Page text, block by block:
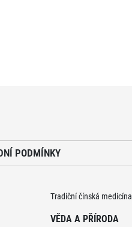
PODMÍNKY
Tradiční čínská medicína
VĚDA A PŘÍRODA